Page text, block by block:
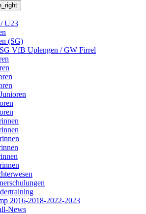
U23
(SG)
VfB Uplengen / GW Firrel
2016-2018-2022-2023
News